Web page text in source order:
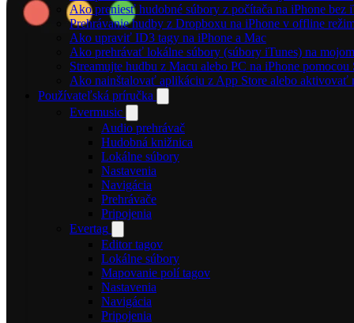
Ako preniesť hudobné súbory z počítača na iPhone bez
Prehrávanie hudby z Dropboxu na iPhone v offline
Ako upraviť ID3 tagy na iPhone a Mac
Ako prehrávať lokálne súbory (súbory iTunes) na
Streamujte hudbu z Macu alebo PC na iPhone
Ako nainštalovať aplikáciu z App Store alebo
Používateľská príručka
Evermusic
Audio prehrávač
Hudobná knižnica
Lokálne súbory
Nastavenia
Navigácia
Prehrávače
Pripojenia
Evertag
Editor tagov
Lokálne súbory
Mapovanie polí tagov
Nastavenia
Navigácia
Pripojenia